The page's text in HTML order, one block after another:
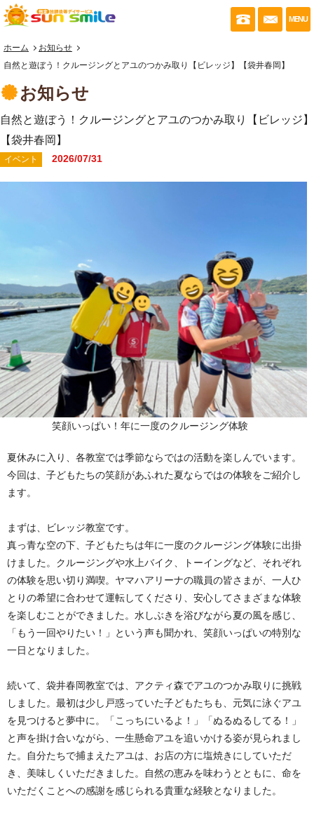
053-430-お問
MENU
ホーム
お知らせ
自然と遊ぼう！クルージングとアユのつかみ取り【ビレッジ】【袋井春岡】
お知らせ
自然と遊ぼう！クルージングとアユのつかみ取り【ビレッジ】
【袋井春岡】
イベント 2026/07/31
笑顔いっぱい！年に一度のクルージング体験
夏休みに入り、各教室では季節ならではの活動を楽しんでいます。
今回は、子どもたちの笑顔があふれた夏ならではの体験をご紹介し
ます。
まずは、ビレッジ教室です。
真っ青な空の下、子どもたちは年に一度のクルージング体験に出掛
けました。クルージングや水上バイク、トーイングなど、それぞれ
の体験を思い切り満喫。ヤマハアリーナの職員の皆さまが、一人ひ
とりの希望に合わせて運転してくださり、安心してさまざまな体験
を楽しむことができました。水しぶきを浴びながら夏の風を感じ、
「もう一回やりたい！」という声も聞かれ、笑顔いっぱいの特別な
一日となりました。
続いて、袋井春岡教室では、アクティ森でアユのつかみ取りに挑戦
しました。最初は少し戸惑っていた子どもたちも、元気に泳ぐアユ
を見つけると夢中に。「こっちにいるよ！」「ぬるぬるしてる！」
と声を掛け合いながら、一生懸命アユを追いかける姿が見られまし
た。自分たちで捕まえたアユは、お店の方に塩焼きにしていただ
き、美味しくいただきました。自然の恵みを味わうとともに、命を
いただくことへの感謝を感じられる貴重な経験となりました。